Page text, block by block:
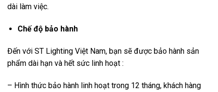
dài làm việc.
Chế độ bảo hành
Đến với ST Lighting Việt Nam, bạn sẽ được bảo hành sản
phẩm dài hạn và hết sức linh hoạt :
– Hình thức bảo hành linh hoạt trong 12 tháng, khách hàng